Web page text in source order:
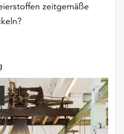
zeitgemäße